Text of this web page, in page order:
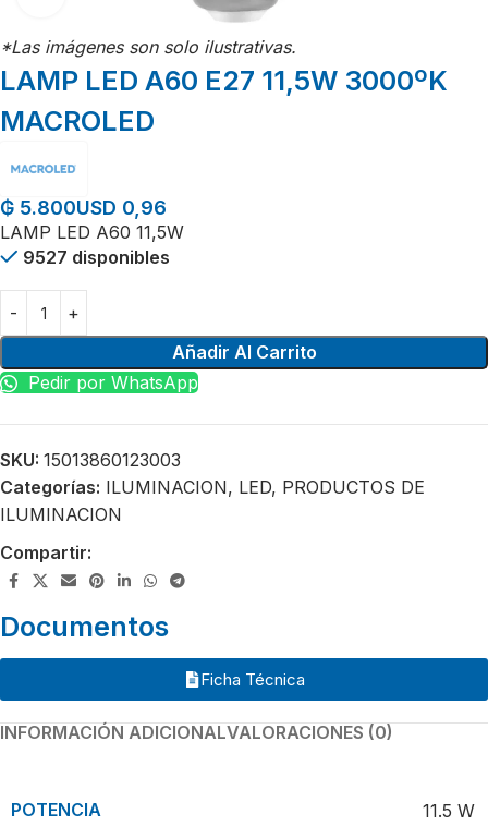
*Las imágenes son solo ilustrativas.
LAMP LED A60 E27 11,5W 3000ºK
MACROLED
₲ 5.800USD 0,96
LAMP LED A60 11,5W
9527 disponibles
Añadir Al Carrito
Pedir por WhatsApp
SKU: 15013860123003
Categorías: ILUMINACION, LED, PRODUCTOS DE
ILUMINACION
Compartir:
Documentos
Ficha Técnica
INFORMACIÓN ADICIONALVALORACIONES (0)
POTENCIA 11.5 W